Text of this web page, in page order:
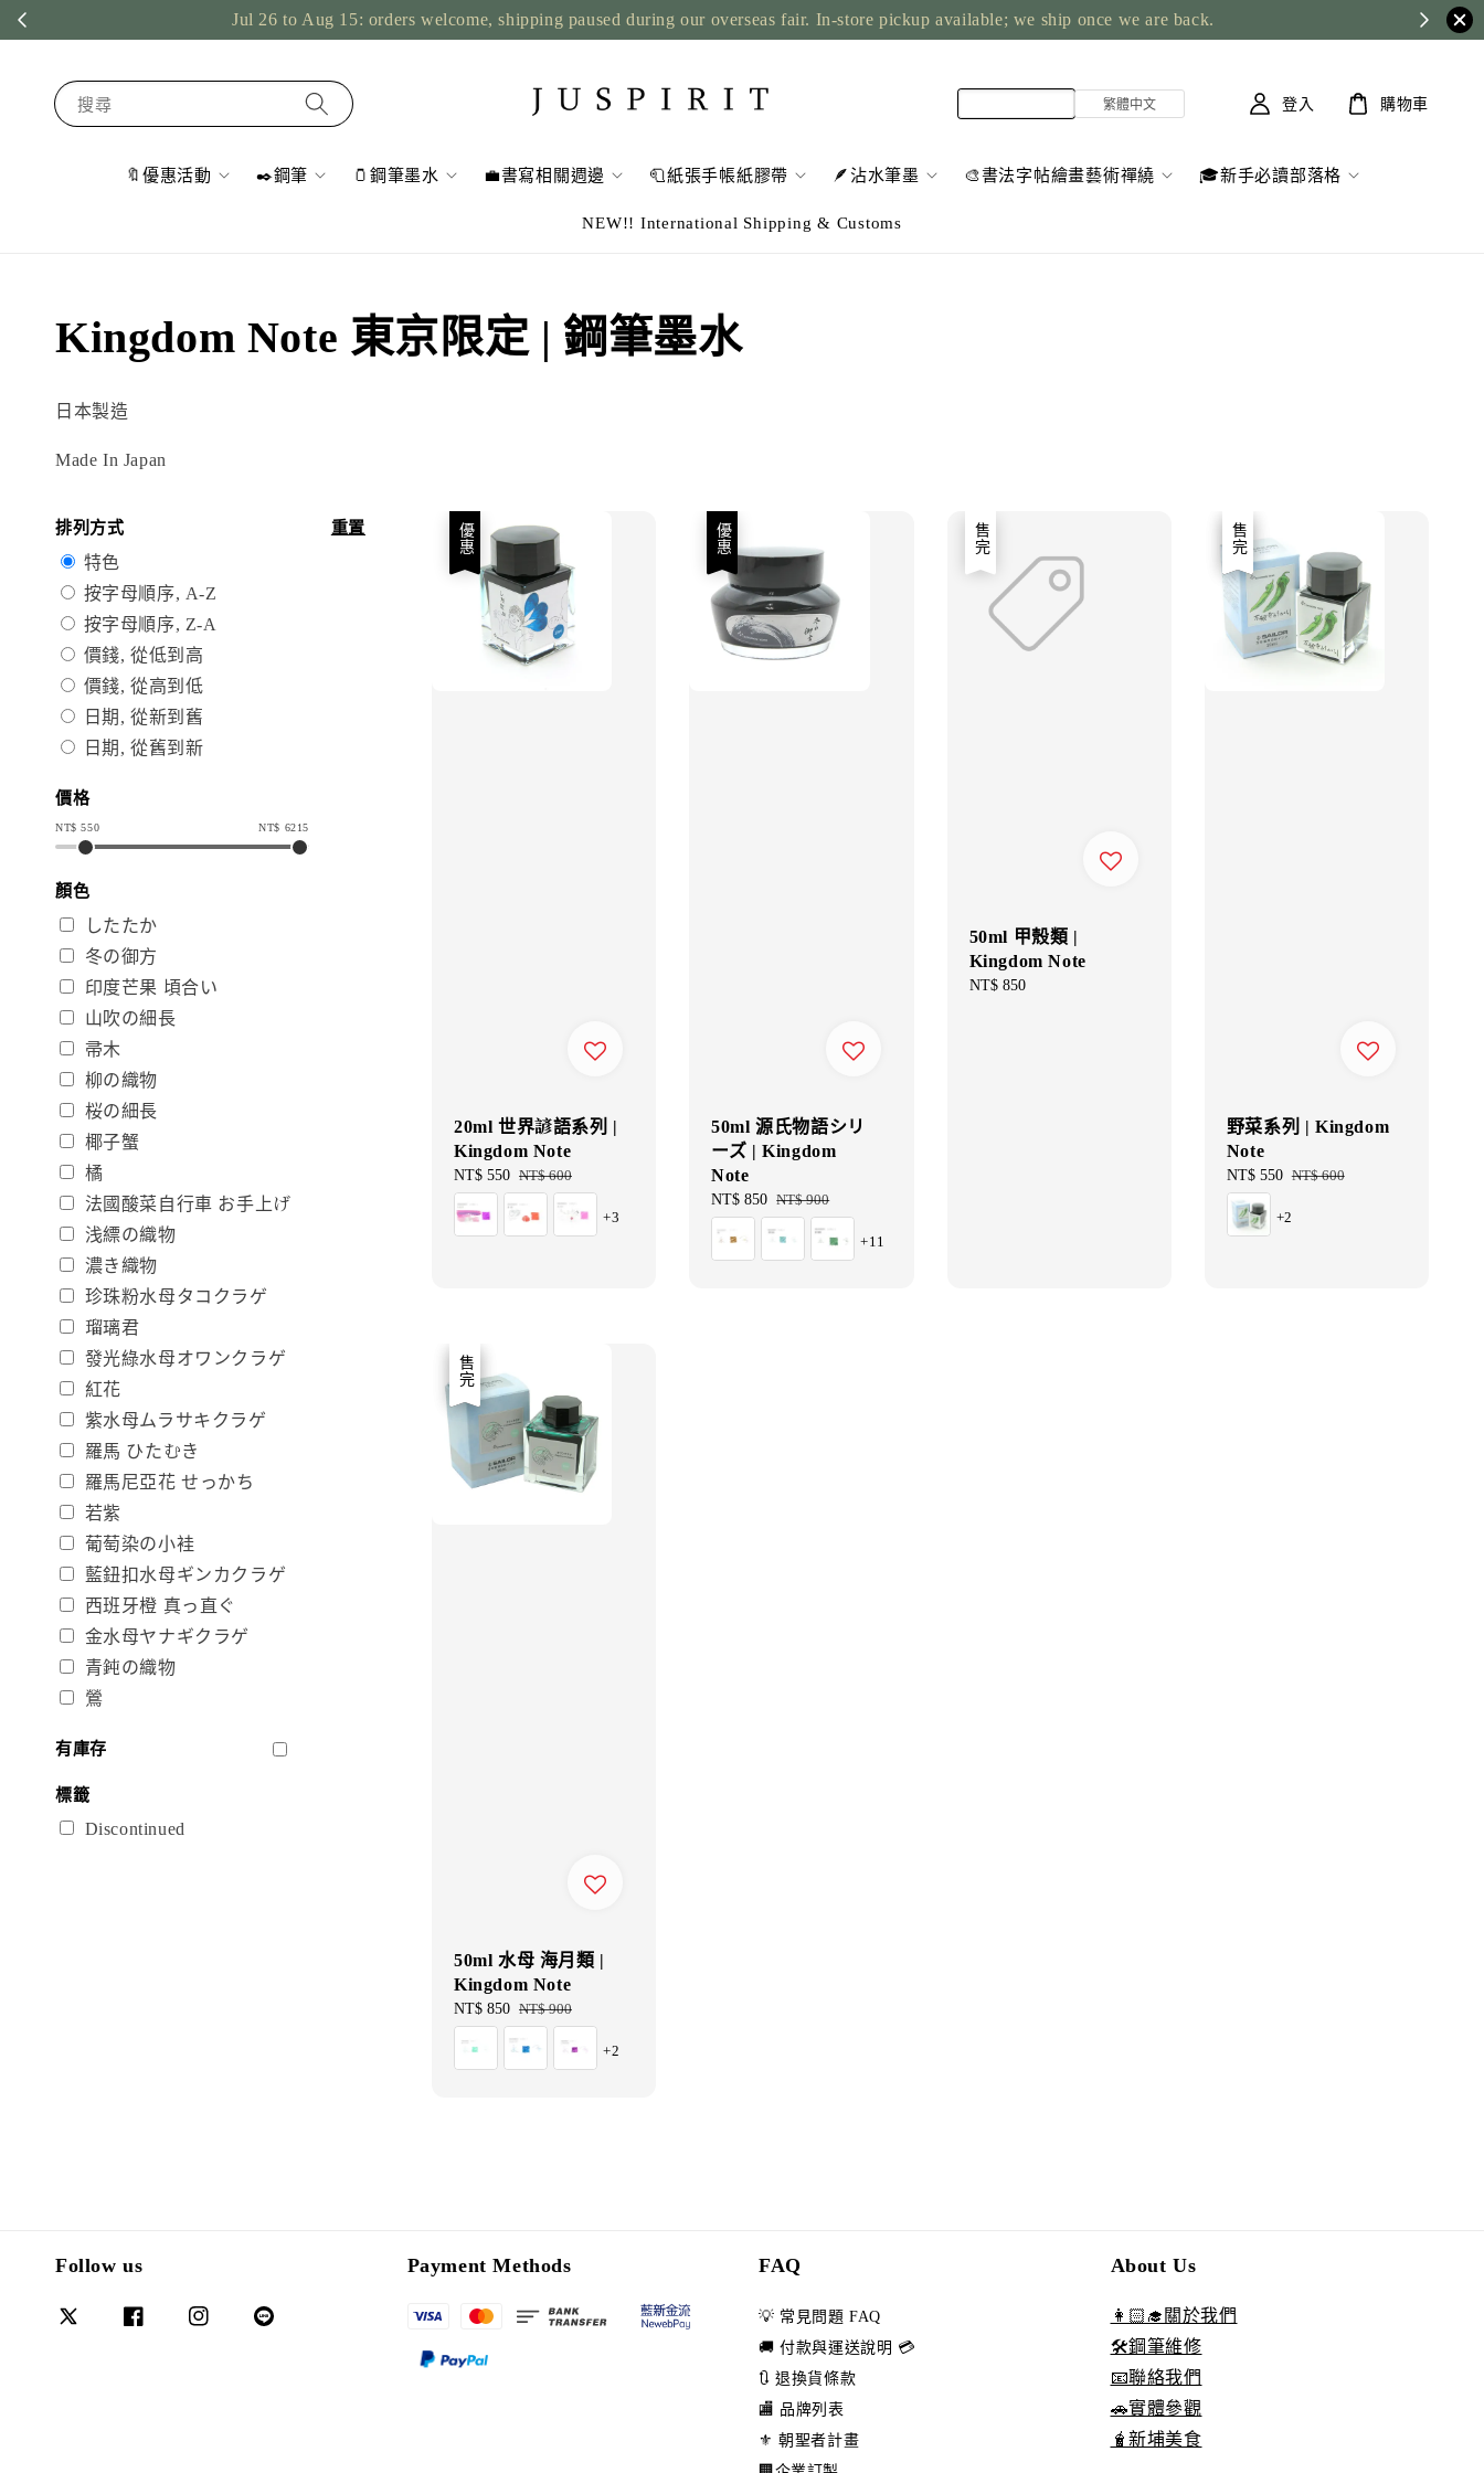
Jul 26 to Aug 15: orders welcome, shipping paused during our overseas fair. In-store pickup available; we ship once we are back.
搜尋
🔖優惠活動 ✒️鋼筆 🫙鋼筆墨水 💼書寫相關週邊 🧻紙張手帳紙膠帶 🪶沾水筆墨 🎨書法字帖繪畫藝術禪繞 🎓新手必讀部落格
NEW!! International Shipping & Customs
登入 購物車
Kingdom Note 東京限定 | 鋼筆墨水
日本製造
Made In Japan
排列方式 重置
特色
按字母順序, A-Z
按字母順序, Z-A
價錢, 從低到高
價錢, 從高到低
日期, 從新到舊
日期, 從舊到新
價格
NT$550 NT$ 6215
顏色
したたか
冬の御方
印度芒果 頃合い
山吹の細長
帚木
柳の織物
桜の細長
椰子蟹
橘
法國酸菜自行車 お手上げ
浅縹の織物
濃き織物
珍珠粉水母タコクラゲ
瑠璃君
發光綠水母オワンクラゲ
紅花
紫水母ムラサキクラゲ
羅馬 ひたむき
羅馬尼亞花 せっかち
若紫
葡萄染の小袿
藍鈕扣水母ギンカクラゲ
西班牙橙 真っ直ぐ
金水母ヤナギクラゲ
青鈍の織物
鶯
有庫存
標籤
Discontinued
優惠
20ml 世界諺語系列 |
Kingdom Note
Sale
price
NT$ 550 Regular
price
NT$ 600
+3
優惠
50ml 源氏物語シリ
ーズ | Kingdom
Note
Sale
price
NT$ 850 Regular
price
NT$ 900
+11
售完
50ml 甲殼類 |
Kingdom Note
Regular
NT$ 850
優惠
售完
野菜系列 | Kingdom
Note
Sale
price
NT$ 550 Regular
NT$ 600
+2
優惠
售完
50ml 水母 海月類 |
Kingdom Note
Sale
price
NT$ 850 Regular
price
NT$ 900
+2
Follow us Payment Methods FAQ
💡 常見問題 FAQ
🚚 付款與運送說明 💳
🔃 退換貨條款
🏬 品牌列表
⚜️ 朝聖者計畫
About Us
👩🏻‍🎓關於我們
🛠️鋼筆維修
📧聯絡我們
🚗實體參觀
🧋新埔美食